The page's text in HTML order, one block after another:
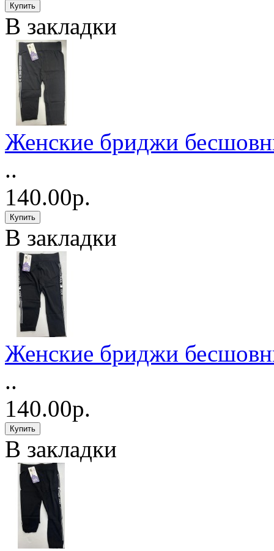
В закладки
Женские бриджи
..
140.00р.
В закладки
Женские бриджи
..
140.00р.
В закладки